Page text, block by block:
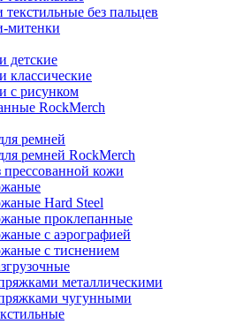
текстильные без пальцев
митенки
детские
классические
с рисунком
RockMerch
ремней
ремней RockMerch
кожи
Hard Steel
проклепанные
с аэрографией
с тиснением
металлическими
чугунными